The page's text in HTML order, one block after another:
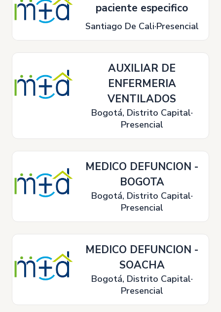
paciente especifico
Santiago De Cali Presencial
AUXILIAR DE
ENFERMERIA
VENTILADOS
Bogotá, Distrito Capital
Presencial
MEDICO DEFUNCION -
BOGOTA
Bogotá, Distrito Capital
Presencial
MEDICO DEFUNCION -
SOACHA
Bogotá, Distrito Capital
Presencial